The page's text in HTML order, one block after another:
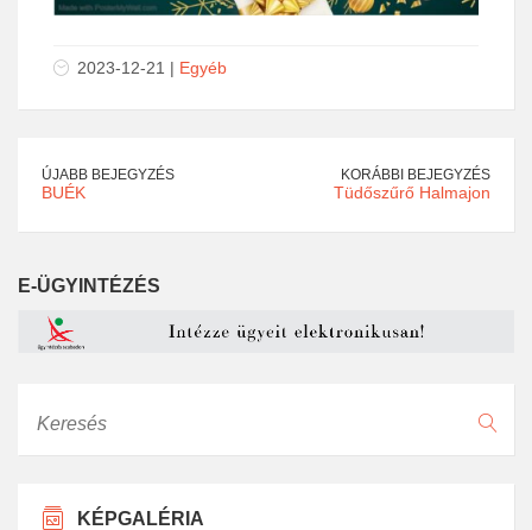
2023-12-21 | Egyéb
ÚJABB BEJEGYZÉS
BUÉK
KORÁBBI BEJEGYZÉS
Tüdőszűrő Halmajon
E-ÜGYINTÉZÉS
KÉPGALÉRIA